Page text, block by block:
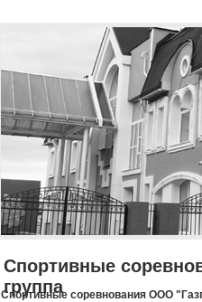
Спортивные
группа
Спортивные соревнования ООО